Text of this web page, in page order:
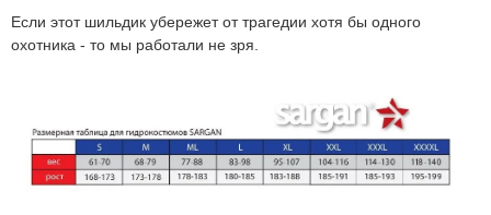
Если этот шильдик убережет от трагедии хотя бы одного
охотника - то мы работали не зря.